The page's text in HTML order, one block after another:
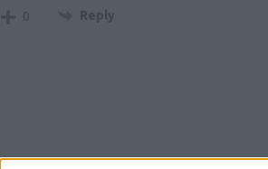
0 Reply